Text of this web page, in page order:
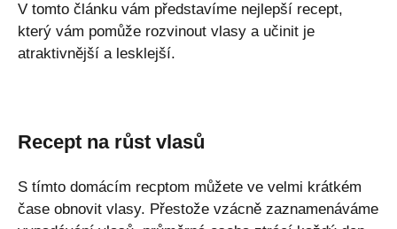
V tomto článku vám představíme nejlepší recept,
který vám pomůže rozvinout vlasy a učinit je
atraktivnější a lesklejší.
Recept na růst vlasů
S tímto domácím recptom můžete ve velmi krátkém
čase obnovit vlasy. Přestože vzácně zaznamenáváme